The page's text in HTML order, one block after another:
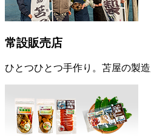
常設販売店
ひとつひとつ手作り。苫屋の製